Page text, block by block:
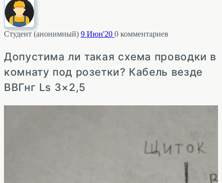
Студент (анонимный) 9 Июн'20 0 комментариев
Допустима ли такая схема проводки в
комнату под розетки? Кабель везде
ВВГнг Ls 3×2,5